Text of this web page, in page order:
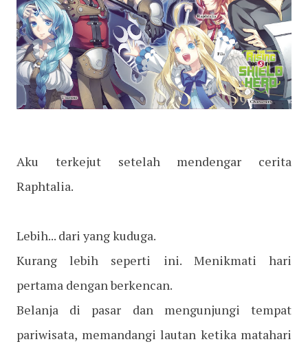
Aku terkejut setelah mendengar cerita
Raphtalia.
Lebih... dari yang kuduga.
Kurang lebih seperti ini. Menikmati hari
pertama dengan berkencan.
Belanja di pasar dan mengunjungi tempat
pariwisata, memandangi lautan ketika matahari